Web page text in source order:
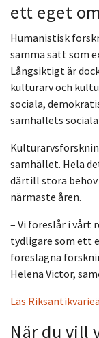
ett eget
Humanistisk
samma sätt som
Långsiktigt är
kulturarv och
sociala,
samhällets
samhället. Hela
därtill stora
närmaste åren.
– Vi föreslår i vårt
tydligare som ett
föreslagna
Helena Victor,
Läs
När du vill